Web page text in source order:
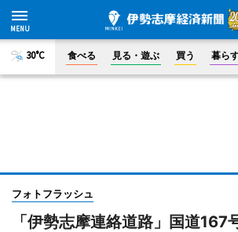
30°C 食べる 見る・遊ぶ 買う 暮ら
フォトフラッシュ
「伊勢志摩連絡道路」国道167